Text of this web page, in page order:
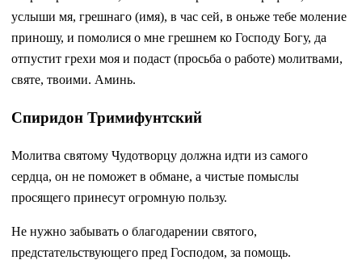
услыши мя, грешнаго (имя), в час сей, в оньже тебе моление
приношу, и помолися о мне грешнем ко Господу Богу, да
отпустит грехи моя и подаст (просьба о работе) молитвами,
святе, твоими. Аминь.
Спиридон Тримифунтский
Молитва святому Чудотворцу должна идти из самого
сердца, он не поможет в обмане, а чистые помыслы
просящего принесут огромную пользу.
Не нужно забывать о благодарении святого,
предстательствующего пред Господом, за помощь.